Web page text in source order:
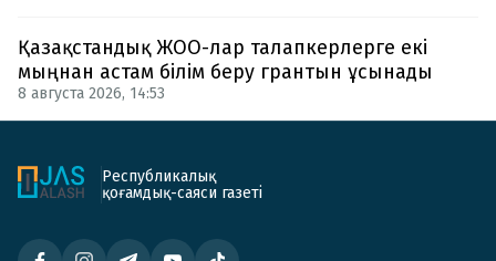
Қазақстандық ЖОО-лар талапкерлерге екі
мыңнан астам білім беру грантын ұсынады
8 августа 2026, 14:53
Республикалық
қоғамдық-саяси газеті